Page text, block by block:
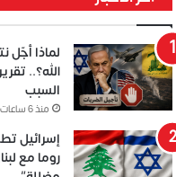
لماذا أجّل
الله؟..
السبب
منذ 6 ساعات
إسرائيل
روما مع